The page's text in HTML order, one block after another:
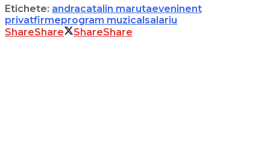
Etichete: andracatalin marutaeveninent
privatfirmeprogram muzical salariu
ShareShare ShareShare